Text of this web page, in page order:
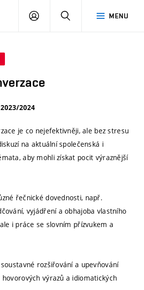
MENU
PŘIHLÁSIT
2024
je co nejefektivněji, ale bez stresu
na aktuální společenská i
aby mohli získat pocit výraznější
řečnické dovednosti, např.
vyjádření a obhajoba vlastního
i práce se slovním přízvukem a
rozšiřování a upevňování
výrazů a idiomatických